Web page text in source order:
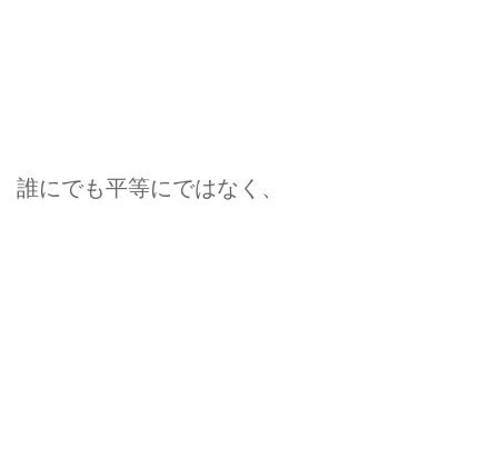
誰にでも平等にではなく、